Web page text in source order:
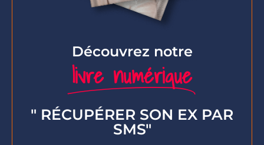
Découvrez notre
livre numérique
" RÉCUPÉRER SON EX PAR
SMS"